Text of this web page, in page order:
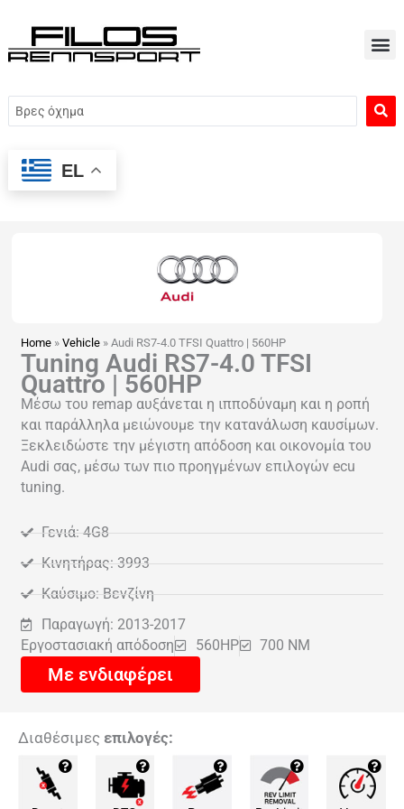
περιεχόμενο
Search
...
EL
Home »Vehicle »Audi RS7-4.0 TFSI Quattro | 560HP
Tuning Audi RS7-4.0 TFSI
Quattro | 560HP
Μέσω του remap αυξάνεται η ιπποδύναμη και η ροπή
και παράλληλα μειώνουμε την κατανάλωση καυσίμων.
Ξεκλειδώστε την μέγιστη απόδοση και οικονομία του
Audi σας, μέσω των πιο προηγμένων επιλογών ecu
tuning.
Γενιά: 4G8
Κινητήρας: 3993
Καύσιμο: Βενζίνη
Παραγωγή: 2013-2017
Εργοστασιακή απόδοση
560HP 700 NM
Με ενδιαφέρει
Διαθέσιμες επιλογές: